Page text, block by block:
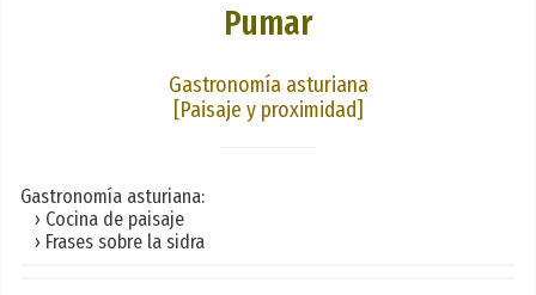
Pumar
Gastronomía asturiana
[Paisaje y proximidad]
Gastronomía asturiana:
› Cocina de paisaje
› Frases sobre la sidra